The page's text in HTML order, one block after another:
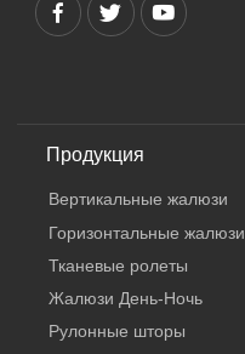
Продукция
Вертикальные жалюзи
Горизонтальные жалюзи
Тканевые ролеты
Жалюзи День-Ночь
Рулонные шторы